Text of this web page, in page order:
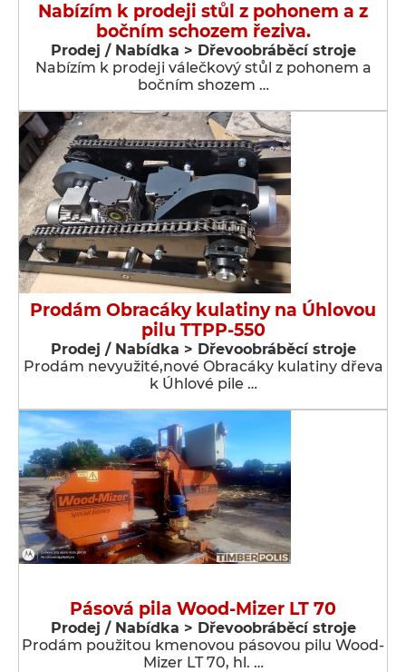
Nabízím k prodeji stůl z pohonem a z
bočním schozem řeziva.
Prodej / Nabídka > Dřevoobráběcí stroje
Nabízím k prodeji válečkový stůl z pohonem a
bočním shozem …
Prodám Obracáky kulatiny na Úhlovou
pilu TTPP-550
Prodej / Nabídka > Dřevoobráběcí stroje
Prodám nevyužité,nové Obracáky kulatiny dřeva
k Úhlové pile …
Pásová pila Wood-Mizer LT 70
Prodej / Nabídka > Dřevoobráběcí stroje
Prodám použitou kmenovou pásovou pilu Wood-
Mizer LT 70, hl. …